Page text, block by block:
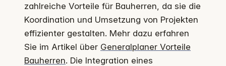
zahlreiche Vorteile für Bauherren, da sie die
Koordination und Umsetzung von Projekten
effizienter gestalten. Mehr dazu erfahren
Sie im Artikel über Generalplaner Vorteile
Bauherren. Die Integration eines